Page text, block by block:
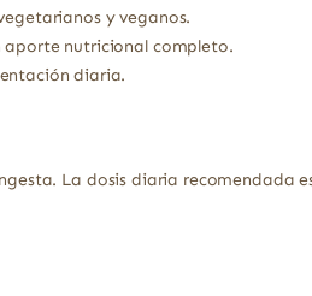
y veganos.
aporte nutricional completo.
diaria.
La dosis diaria recomendada